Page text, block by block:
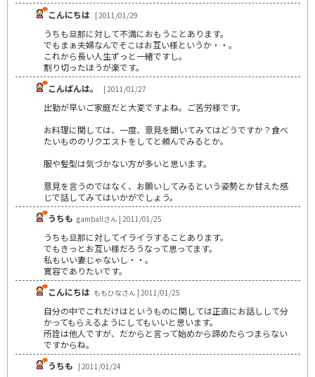
こんにちは | 2011/01/29
うちも旦那に対して不満におもうことあります。
でもまぁ夫婦なんでそこはお互い様というか・・。
これから長い人生ずっと一緒ですし。
割り切ったほうが楽です。
こんばんは。
| 2011/01/27
出勤が早いご家庭だと大変ですよね。ご苦労様です。
お料理に関しては、一度、意見を聞いてみてはどうですか？食べ
たいもののリクエストをしてと頼んでみるとか。
服や髪型は気づかない方が多いと思います。
意見を言うのではなく、お願いしてみるという姿勢とか甘えた感
じで話してみてはいかがでしょう。
うちも gamballさん | 2011/01/25
うちも旦那に対してイライラすることあります。
でもきっとお互い様だろうなって思ってます。
私もいい妻じゃないし・・。
寛容でありたいです。
こんにちは ももひなさん | 2011/01/25
自分の中でこれだけはというものに関しては正直にお話しして分
かってもらえるようにしてもいいと思います。
所詮は他人ですが、だからと言って始めから諦めたらつまらない
ですからね。
うちも | 2011/01/24